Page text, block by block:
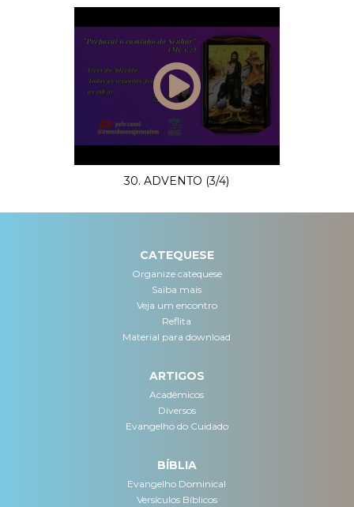
30. ADVENTO (3/4)
CATEQUESE
Organize catequese
Saiba mais
Veja um encontro
Reflita
Material para download
ARTIGOS
Acadêmicos
Diversos
Evangelho do Cuidado
BÍBLIA
Evangelho Dominical
Versículos Bíblicos